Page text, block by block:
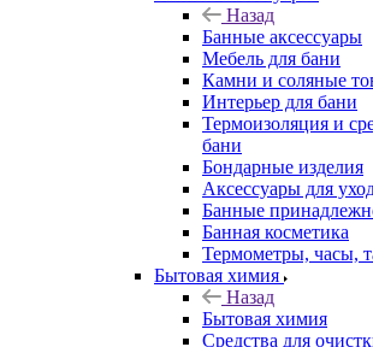
Назад
Банные аксессуары
Мебель для бани
Камни и соляные
Интерьер для бани
Термоизоляция и
бани
Бондарные изделия
Аксеcсуары для
Банные
Банная косметика
Термометры, часы,
Бытовая химия
Назад
Бытовая химия
Средства для